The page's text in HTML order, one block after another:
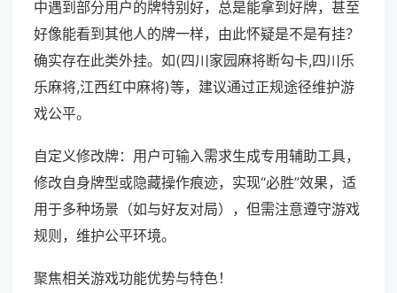
中遇到部分用户的牌特别好，总是能拿到好牌，甚至
好像能看到其他人的牌一样，由此怀疑是不是有挂？
确实存在此类外挂。如(四川家园麻将断勾卡,四川乐
乐麻将,江西红中麻将)等，建议通过正规途径维护游
戏公平。
自定义修改牌：用户可输入需求生成专用辅助工具，
修改自身牌型或隐藏操作痕迹，实现“必胜”效果，适
用于多种场景（如与好友对局），但需注意遵守游戏
规则，维护公平环境。
聚焦相关游戏功能优势与特色！